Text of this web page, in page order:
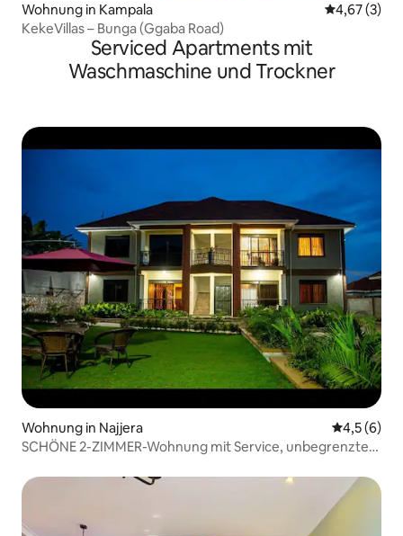
Wohnung in Kampala
4,67 (3)
KekeVillas – Bunga (Ggaba Road)
Serviced Apartments mit
Waschmaschine und Trockner
Wohnung in Najjera
4,5 (6)
SCHÖNE 2-ZIMMER-Wohnung mit Service, unbegrenztes